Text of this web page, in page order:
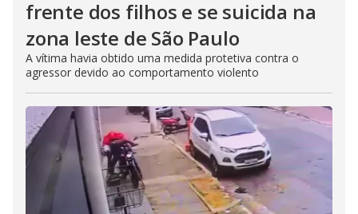
frente dos filhos e se suicida na
zona leste de São Paulo
A vítima havia obtido uma medida protetiva contra o
agressor devido ao comportamento violento